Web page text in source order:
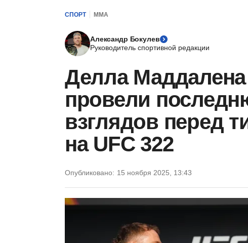
СПОРТ ММА
Александр Бокулев
Руководитель спортивной редакции
Делла
провели
взглядов перед
на UFC 322
Опубликовано: 15 ноября 2025, 13:43